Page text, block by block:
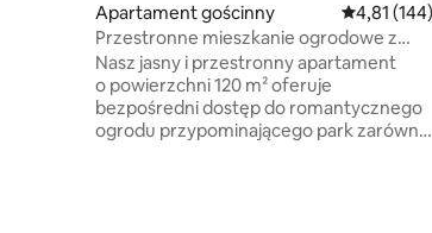
Apartament gościnny Średnia
4,81 (144)
Przestronne mieszkanie ogrodowe z
fortepianem
Nasz jasny i przestronny apartament
o powierzchni 120 m² oferuje
bezpośredni dostęp do romantycznego
ogrodu przypominającego park zarówno